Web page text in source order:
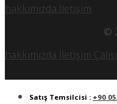
hakkımızda İletişim
©
hakkımızda İletişim
Satış Temsilcisi : +90